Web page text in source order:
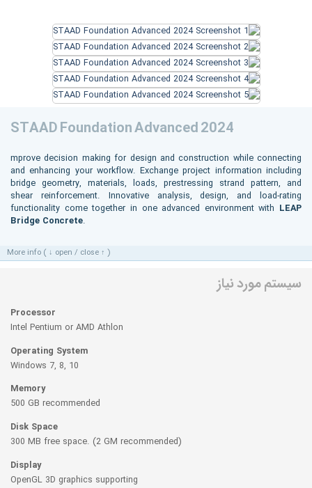
STAAD Foundation Advanced 2024
mprove decision making for design and construction while connecting
and enhancing your workflow. Exchange project information including
bridge geometry, materials, loads, prestressing strand pattern, and
shear reinforcement. Innovative analysis, design, and load-rating
functionality come together in one advanced environment with LEAP
Bridge Concrete.
More info ( ↓ open / close ↑ )
سیستم مورد نیاز
Processor
Intel Pentium or AMD Athlon
Operating System
Windows 7, 8, 10
Memory
500 GB recommended
Disk Space
300 MB free space. (2 GM recommended)
Display
OpenGL 3D graphics supporting